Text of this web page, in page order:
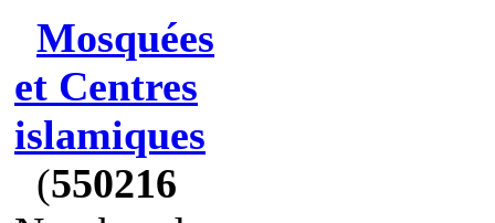
Mosquées
et Centres
islamiques
(550216